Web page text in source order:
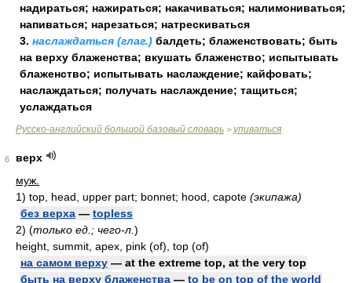
надираться; нажираться; накачиваться; налимониваться;
напиваться; нарезаться; натрескиваться
3. наслаждаться (глаг.) балдеть; блаженствовать; быть
на верху блаженства; вкушать блаженство; испытывать
блаженство; испытывать наслаждение; кайфовать;
наслаждаться; получать наслаждение; тащиться;
услаждаться
Русско-английский большой базовый словарь > упиваться
6
верх
муж.
1) top, head, upper part; bonnet; hood, capote (экипажа)
без верха — topless
2) (только ед.; чего-л. )
height, summit, apex, pink (of), top (of)
на самом верху — at the extreme top, at the very top
быть на верху блаженства — to be on top of the world